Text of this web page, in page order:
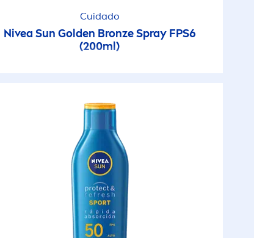
Cuidado
NiveaSun Golden BronzeSpray FPS6
(200ml)